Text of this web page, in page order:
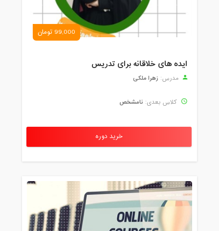
99,000 تومان
ایده های خلاقانه برای تدریس
مدرس: زهرا ملکی
کلاس بعدی: نامشخص
خرید دوره